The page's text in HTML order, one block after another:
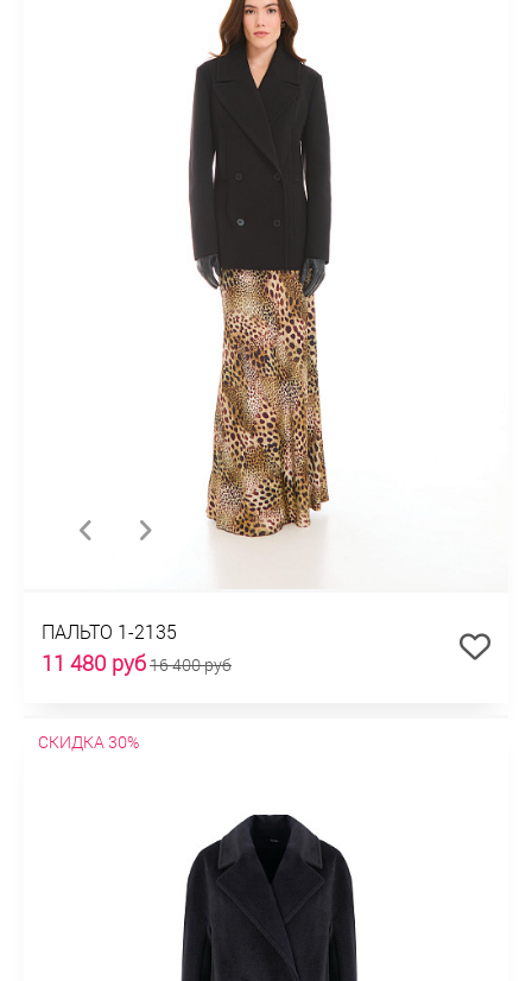
ПАЛЬТО 1-2135
11 480 руб16 400 руб
СКИДКА 30%